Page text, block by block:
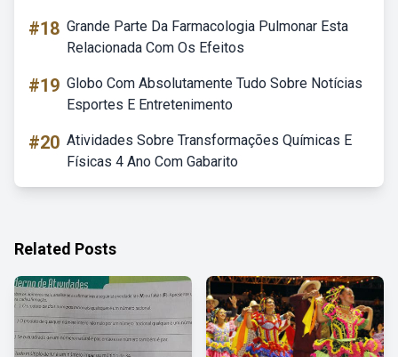
#18 Grande Parte Da Farmacologia Pulmonar Esta
Relacionada Com Os Efeitos
#19 Globo Com Absolutamente Tudo Sobre Notícias
Esportes E Entretenimento
#20 Atividades Sobre Transformações Químicas E
Físicas 4 Ano Com Gabarito
Related Posts